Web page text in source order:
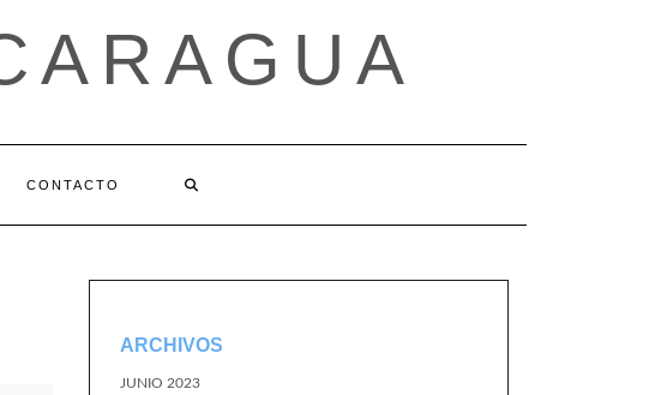
CONTACTO
ARCHIVOS
JUNIO 2023